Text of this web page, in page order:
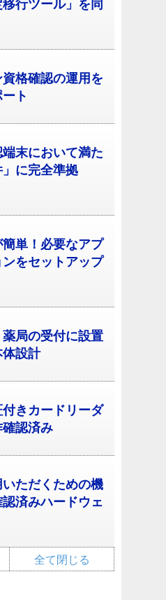
行ツール」を同
格確認の運用を
ト
端末において満た
に完全準拠
単！必要なアプ
ンをセットアップ
薬局の受付に設置
体設計
きカードリーダ
認済み
ただくための機
済みハードウェ
全て閉じる